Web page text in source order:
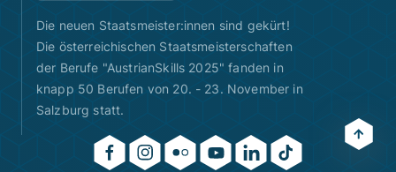
Die neuen Staatsmeister:innen sind gekürt!
Die österreichischen Staatsmeisterschaften
der Berufe "AustrianSkills 2025" fanden in
knapp 50 Berufen von 20. - 23. November in
Salzburg statt.